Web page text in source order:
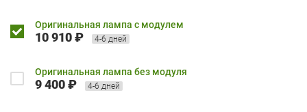
Оригинальная лампа с модулем
10 910 ₽ 4-6 дней
Оригинальная лампа без модуля
9 400 ₽ 4-6 дней